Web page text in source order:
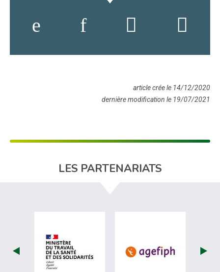
article crée le 14/12/2020
dernière modification le 19/07/2021
LES PARTENARIATS
visiter les site de Ministère du travail
visiter les